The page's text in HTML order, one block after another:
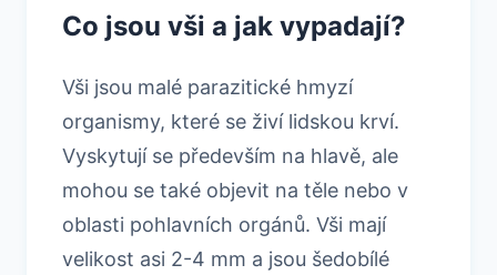
Co jsou vši a jak vypadají?
Vši jsou malé parazitické hmyzí
organismy, které se živí lidskou krví.
Vyskytují se především na hlavě, ale
mohou se také objevit na těle nebo v
oblasti pohlavních orgánů. Vši mají
velikost asi 2-4 mm a jsou šedobílé